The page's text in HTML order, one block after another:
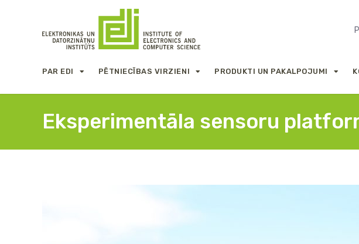
PAR EDI PĒTNIECĪBAS VIRZIENI PRODUKTI UN PAKALPOJUMI
Eksperimentāla sensoru